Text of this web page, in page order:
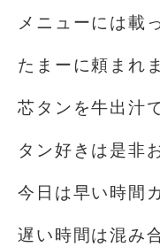
メニューには載
たまーに頼まれ
芯タンを牛出汁
タン好きは是非
今日は早い時間
遅い時間は混み